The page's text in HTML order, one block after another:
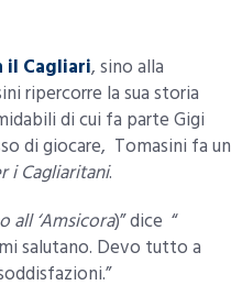
il Cagliari, sino alla
ripercorre la sua storia
di cui fa parte Gigi
di giocare, Tomasini fa un
i Cagliaritani.
all ‘Amsicora)” dice “
salutano. Devo tutto a